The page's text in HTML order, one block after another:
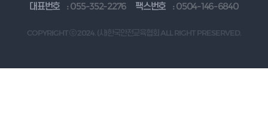
대표번호
: 055-352-2276 팩스번호 : 0504-146-6840
COPYRIGHT ⓒ 2024. (사)한국안전교육협회 ALL RIGHT PRESERVED.